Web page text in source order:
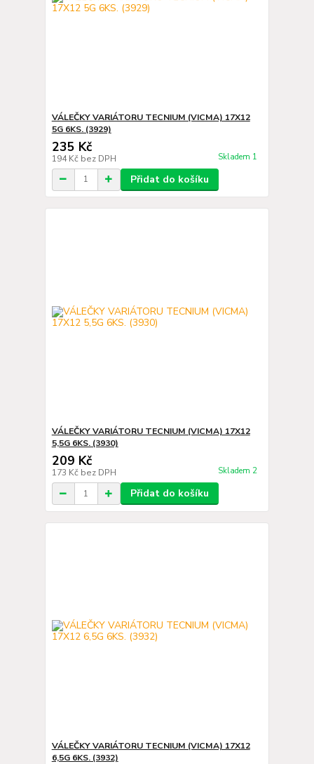
VÁLEČKY VARIÁTORU TECNIUM (VICMA) 17X12
5G 6KS. (3929)
235 Kč
194 Kč bez DPH Skladem 1
Přidat do košíku
VÁLEČKY VARIÁTORU TECNIUM (VICMA) 17X12
5,5G 6KS. (3930)
209 Kč
173 Kč bez DPH Skladem 2
Přidat do košíku
VÁLEČKY VARIÁTORU TECNIUM (VICMA) 17X12
6,5G 6KS. (3932)